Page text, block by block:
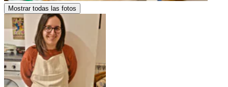
Mostrar todas las fotos